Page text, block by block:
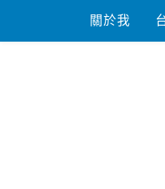
content
關於我